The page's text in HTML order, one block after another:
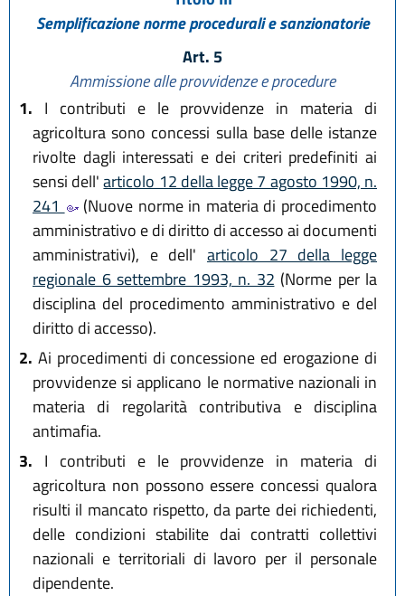
Semplificazione norme procedurali e sanzionatorie
Art. 5
Ammissione alle provvidenze e procedure
1. I contributi e le provvidenze in materia di
agricoltura sono concessi sulla base delle istanze
rivolte dagli interessati e dei criteri predefiniti ai
sensi dell'articolo 12 della legge 7 agosto 1990, n.
241
(Nuove norme in materia di procedimento
amministrativo e di diritto di accesso ai documenti
amministrativi), e dell' articolo 27 della legge
regionale 6 settembre 1993, n. 32 (Norme per la
disciplina del procedimento amministrativo e del
diritto di accesso).
2. Ai procedimenti di concessione ed erogazione di
provvidenze si applicano le normative nazionali in
materia di regolarità contributiva e disciplina
antimafia.
3. I contributi e le provvidenze in materia di
agricoltura non possono essere concessi qualora
risulti il mancato rispetto, da parte dei richiedenti,
delle condizioni stabilite dai contratti collettivi
nazionali e territoriali di lavoro per il personale
dipendente.